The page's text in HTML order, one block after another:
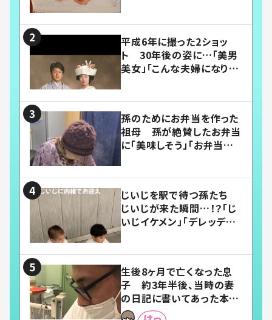
平成6年に撮った2ショッ
ト 30年後の姿に…「美男
美女」「こんな夫婦になりた
孫のためにお弁当を作った
祖母 孫が絶賛したお弁当
に「美味しそう」「お弁当すご
じいじを駅で待つ孫たち
じいじが来た瞬間…！？「じ
いじイケメン」「デレッデレ」
生後8ヶ月で亡くなった息
子 約3年半後、当時の妻
の日記に書いてあった本音
とは